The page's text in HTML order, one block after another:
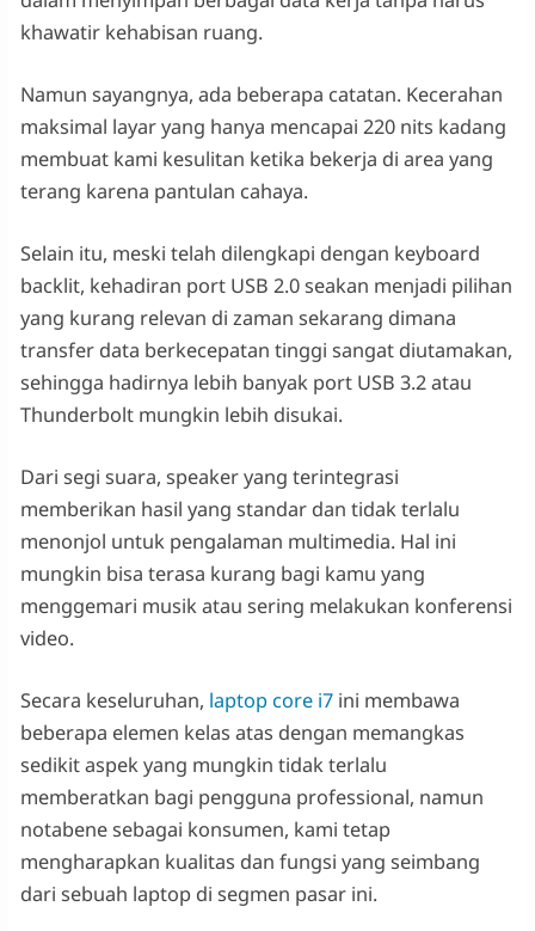
khawatir kehabisan ruang.
Namun sayangnya, ada beberapa catatan. Kecerahan
maksimal layar yang hanya mencapai 220 nits kadang
membuat kami kesulitan ketika bekerja di area yang
terang karena pantulan cahaya.
Selain itu, meski telah dilengkapi dengan keyboard
backlit, kehadiran port USB 2.0 seakan menjadi pilihan
yang kurang relevan di zaman sekarang dimana
transfer data berkecepatan tinggi sangat diutamakan,
sehingga hadirnya lebih banyak port USB 3.2 atau
Thunderbolt mungkin lebih disukai.
Dari segi suara, speaker yang terintegrasi
memberikan hasil yang standar dan tidak terlalu
menonjol untuk pengalaman multimedia. Hal ini
mungkin bisa terasa kurang bagi kamu yang
menggemari musik atau sering melakukan konferensi
video.
Secara keseluruhan, laptop core i7ini membawa
beberapa elemen kelas atas dengan memangkas
sedikit aspek yang mungkin tidak terlalu
memberatkan bagi pengguna professional, namun
notabene sebagai konsumen, kami tetap
mengharapkan kualitas dan fungsi yang seimbang
dari sebuah laptop di segmen pasar ini.